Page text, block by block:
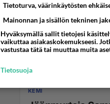
KEMI
Tietoturva, väärinkäytösten
Mainonnan ja sisällön tekninen
Hyväksymällä sallit tietojesi
vaikuttaa asiakaskokemukseesi.
vastustaa tätä tai muuttaa muita
Tietosuoja